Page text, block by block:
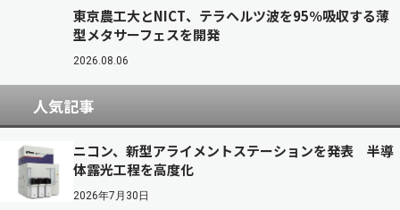
東京農工大とNICT、テラヘルツ波を95％吸収する薄
型メタサーフェスを開発
2026.08.06
人気記事
ニコン、新型アライメントステーションを発表 半導
体露光工程を高度化
2026年7月30日